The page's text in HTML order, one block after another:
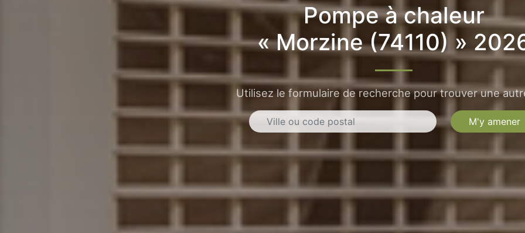
Pompe à chaleur
« Morzine (74110) »
Utilisez le formulaire de recherche pour trouver une
M'y amener